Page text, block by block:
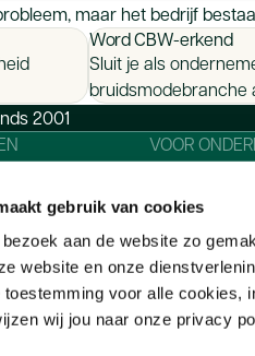
gebruik van cookies
aan de website zo
website en onze
toestemming voor alle cookies,
wij jou naar onze privacy
heeft hierover mogelijk
de nieuwe eigenaar. Een
je naar de nieuwe eigenaar.
de oude eigenaar nog actief
Is deze niet
meer bevoegd. Welke
Als je fabrieksgarantie hebt
maar het bedrijf
bestaat, dan vervalt de
tot de fabrikant of leverancier
woonwinkelsen
Word CBW-erkend
Sluit je als
bruidsmodebranche
2001
werkt de
VOOR
CBW-erkend
Contact